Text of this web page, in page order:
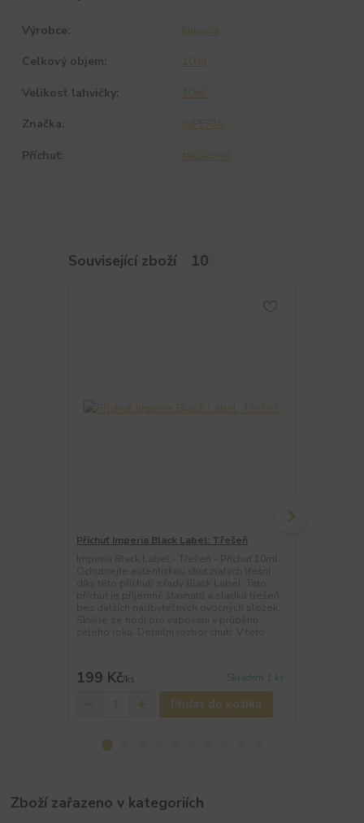
Výrobce Imperia
Celkový objem 10ml
Velikost lahvičky 10ml
Značka IMPERIA
Příchuť tabákové
Související zboží 10
Příchuť Imperia Black Label: Třešeň
199 Kč/ks Skladem 1 ks
Přidat do košíku
Zboží zařazeno v kategoriích